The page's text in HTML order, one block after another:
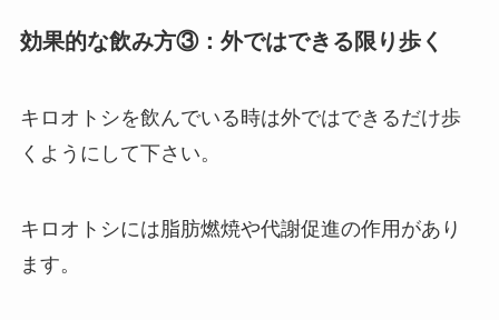
効果的な飲み方③：外ではできる限り歩く
キロオトシを飲んでいる時は外ではできるだけ歩
くようにして下さい。
キロオトシには脂肪燃焼や代謝促進の作用があり
ます。